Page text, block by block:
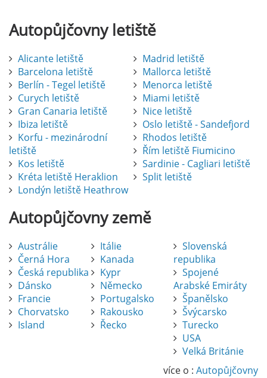
Autopůjčovnyletiště
Alicante letiště
Barcelona letiště
Berlín - Tegel letiště
Curych letiště
Gran Canaria letiště
Ibiza letiště
Korfu - mezinárodní
letiště
Kos letiště
Kréta letiště Heraklion
Londýn letiště Heathrow
Madrid letiště
Mallorca letiště
Menorca letiště
Miami letiště
Nice letiště
Oslo letiště - Sandefjord
Rhodos letiště
Řím letiště Fiumicino
Sardinie - Cagliari letiště
Split letiště
Autopůjčovnyzemě
Austrálie
Černá Hora
Česká republika
Dánsko
Francie
Chorvatsko
Island
Itálie
Kanada
Kypr
Německo
Portugalsko
Rakousko
Řecko
Slovenská
republika
Spojené
Arabské Emiráty
Španělsko
Švýcarsko
Turecko
USA
Velká Británie
více o : Autopůjčovny
Pronájem auta na letišti Alicante
Půjčení auta na letišti v Alicante je výborný
způsob, jak pohodlně objevovat město i jeho